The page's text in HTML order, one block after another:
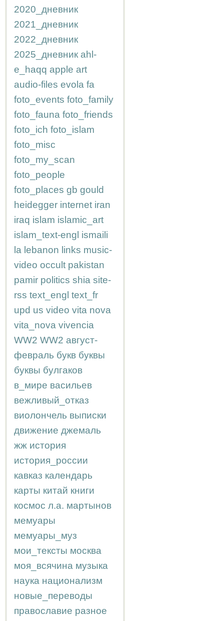
2020_дневник
2021_дневник
2022_дневник
2025_дневник ahl-
e_haqq apple art
audio-files evola fa
foto_events foto_family
foto_fauna foto_friends
foto_ich foto_islam
foto_misc
foto_my_scan
foto_people
foto_places gb gould
heidegger internet iran
iraq islam islamic_art
islam_text-engl ismaili
la lebanon links music-
video occult pakistan
pamir politics shia site-
rss text_engl text_fr
upd us video vita nova
vita_nova vivencia
WW2 WW2 август-
февраль букв буквы
буквы булгаков
в_мире васильев
вежливый_отказ
виолончель выписки
движение джемаль
жж история
история_россии
кавказ календарь
карты китай книги
космос л.а. мартынов
мемуары
мемуары_муз
мои_тексты москва
моя_всячина музыка
наука национализм
новые_переводы
православие разное